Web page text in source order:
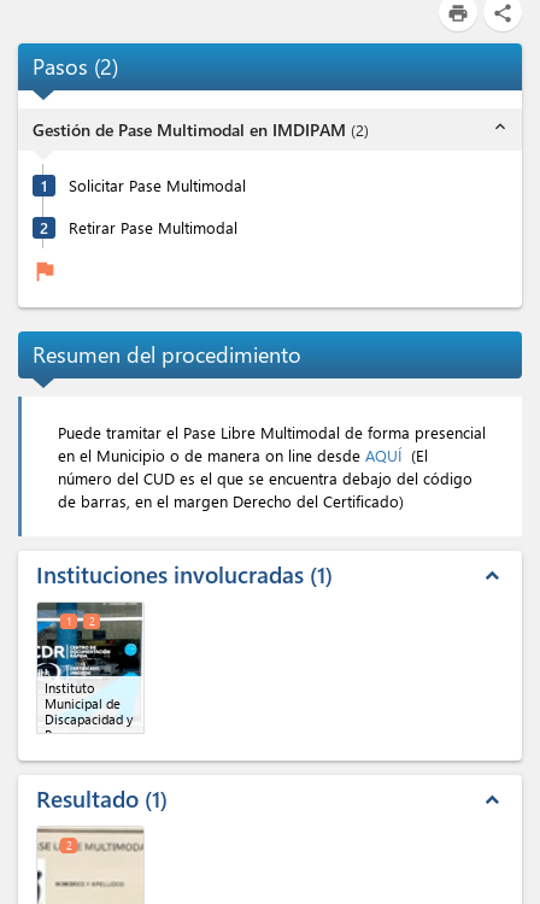
print share
Pasos (2)
Gestión de Pase Multimodal en IMDIPAM (2) expand_less
1 Solicitar Pase Multimodal
2 Retirar Pase Multimodal
flag
Resumen del procedimiento
Puede tramitar el Pase Libre Multimodal de forma presencial
en el Municipio o de manera on line desde AQUÍ (El
número del CUD es el que se encuentra debajo del código
de barras, en el margen Derecho del Certificado)
Instituciones involucradas 1 expand_less
Instituto
Municipal de
Discapacidad y
Personas
Mayores
1 2
Resultado 1 expand_less
2